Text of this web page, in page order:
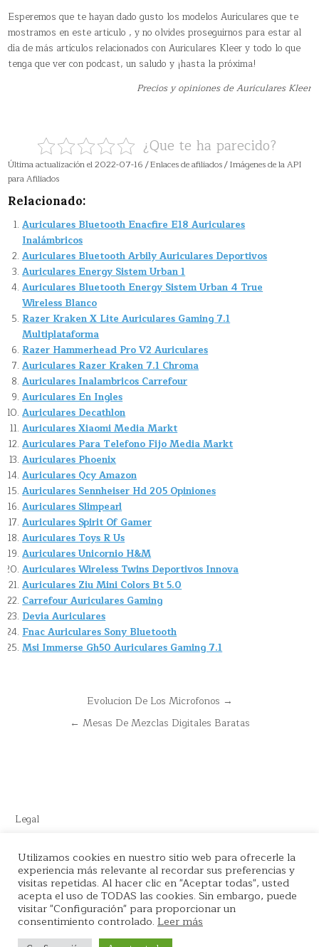
Esperemos que te hayan dado gusto los modelos Auriculares que te
mostramos en este articulo , y no olvides proseguirnos para estar al
día de más artículos relacionados con Auriculares Kleer y todo lo que
tenga que ver con podcast, un saludo y ¡hasta la próxima!
Precios y opiniones de Auriculares Kleer
¿Que te ha parecido?
Última actualización el 2022-07-16 / Enlaces de afiliados / Imágenes de la API
para Afiliados
Relacionado:
Auriculares Bluetooth Enacfire E18 Auriculares
Inalámbricos
Auriculares Bluetooth Arbily Auriculares Deportivos
Auriculares Energy Sistem Urban 1
Auriculares Bluetooth Energy Sistem Urban 4 True
Wireless Blanco
Razer Kraken X Lite Auriculares Gaming 7.1
Multiplataforma
Razer Hammerhead Pro V2 Auriculares
Auriculares Razer Kraken 7.1 Chroma
Auriculares Inalambricos Carrefour
Auriculares En Ingles
Auriculares Decathlon
Auriculares Xiaomi Media Markt
Auriculares Para Telefono Fijo Media Markt
Auriculares Phoenix
Auriculares Qcy Amazon
Auriculares Sennheiser Hd 205 Opiniones
Auriculares Slimpearl
Auriculares Spirit Of Gamer
Auriculares Toys R Us
Auriculares Unicornio H&M
Auriculares Wireless Twins Deportivos Innova
Auriculares Ziu Mini Colors Bt 5.0
Carrefour Auriculares Gaming
Devia Auriculares
Fnac Auriculares Sony Bluetooth
Msi Immerse Gh50 Auriculares Gaming 7.1
NavegaciónEvolucion De Los Microfonos →
← Mesas De Mezclas Digitales Baratas
Legal
Este sitio recomienda productos de Amazon y cuenta con enlaces
de afiliados por el cual nos llevamos comisión en cada venta.
Copyright © 2026 La tienda del Podcaster
Utilizamos cookies en nuestro sitio web para ofrecerle la
experiencia más relevante al recordar sus preferencias y
visitas repetidas. Al hacer clic en "Aceptar todas", usted
acepta el uso de TODAS las cookies. Sin embargo, puede
visitar "Configuración" para proporcionar un
consentimiento controlado. Leer más